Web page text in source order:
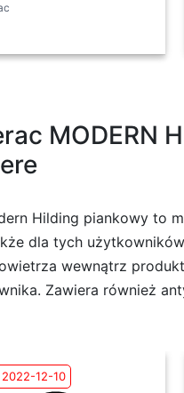
MODERN
Hilding piankowy to
dla tych
wewnątrz
Zawiera również
12-10